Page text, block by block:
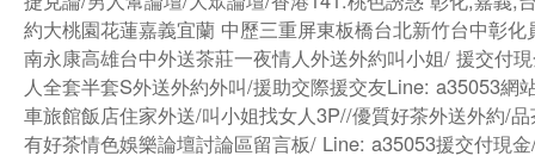
約大桃園花蓮嘉義宜蘭 中歷三重屏東板橋台北新竹台中彰化
南永康高雄台中外送茶莊一夜情人外送外約叫小姐/ 援交付
人全套半套S外送外約外叫/援助交際援交友Line: a35053網
車旅館飯店住家外送/叫小姐找女人3P//優質好茶外送外約/
有好茶情色娛樂論壇討論區留言板/ Line: a35053援交付現